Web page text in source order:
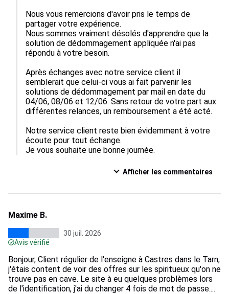
Nous vous remercions d'avoir pris le temps de
partager votre expérience.
Nous sommes vraiment désolés d'apprendre que la
solution de dédommagement appliquée n'ai pas
répondu à votre besoin.
Après échanges avec notre service client il
semblerait que celui-ci vous ai fait parvenir les
solutions de dédommagement par mail en date du
04/06, 08/06 et 12/06. Sans retour de votre part aux
différentes relances, un remboursement a été acté.
Notre service client reste bien évidemment à votre
écoute pour tout échange.
Je vous souhaite une bonne journée.
Afficher les commentaires
Maxime B.
30 juil. 2026
Avis vérifié
Bonjour, Client régulier de l'enseigne à Castres dans le Tarn,
j'étais content de voir des offres sur les spiritueux qu'on ne
trouve pas en cave. Le site à eu quelques problèmes lors
de l'identification, j'ai du changer 4 fois de mot de passe....